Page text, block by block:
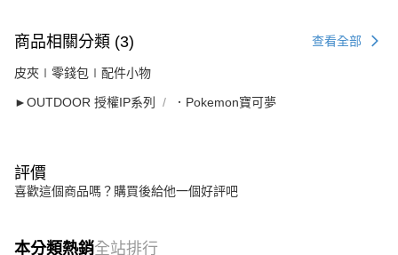
商品相關分類 (3) 查看全部
皮夾∣零錢包∣配件小物
►OUTDOOR 授權IP系列 ．Pokemon寶可夢
評價
喜歡這個商品嗎？購買後給他一個好評吧
本分類熱銷全站排行